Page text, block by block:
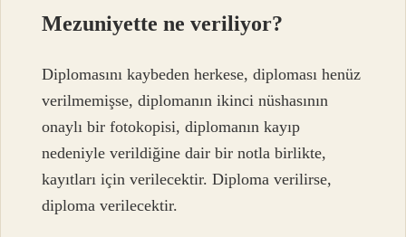
Mezuniyette ne veriliyor?
Diplomasını kaybeden herkese, diploması henüz
verilmemişse, diplomanın ikinci nüshasının
onaylı bir fotokopisi, diplomanın kayıp
nedeniyle verildiğine dair bir notla birlikte,
kayıtları için verilecektir. Diploma verilirse,
diploma verilecektir.